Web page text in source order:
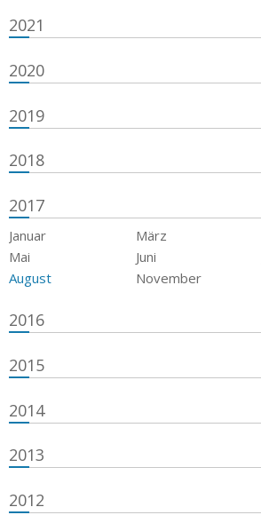
2021
2020
2019
2018
2017
Januar März
Mai
Juni
August
November
2016
2015
2014
2013
2012